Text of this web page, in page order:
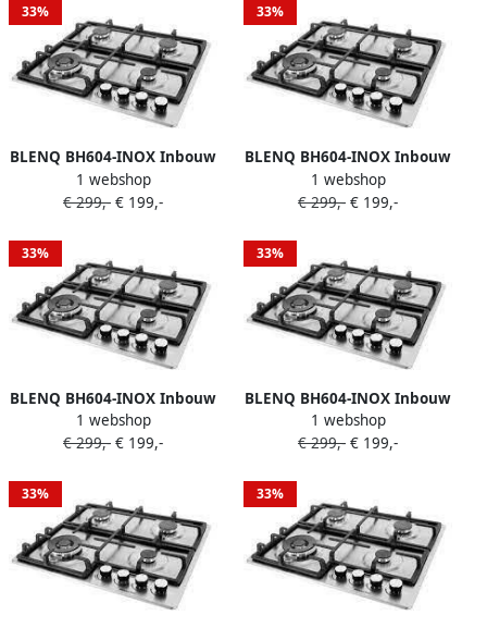
33%
BLENQ BH604-INOX Inbouw
gaskookplaat
1 webshop
€ 299,- € 199,-
33%
BLENQ BH604-INOX Inbouw
gaskookplaat
1 webshop
€ 299,- € 199,-
33%
BLENQ BH604-INOX Inbouw
gaskookplaat
1 webshop
€ 299,- € 199,-
33%
BLENQ BH604-INOX Inbouw
gaskookplaat
1 webshop
€ 299,- € 199,-
33% 33%